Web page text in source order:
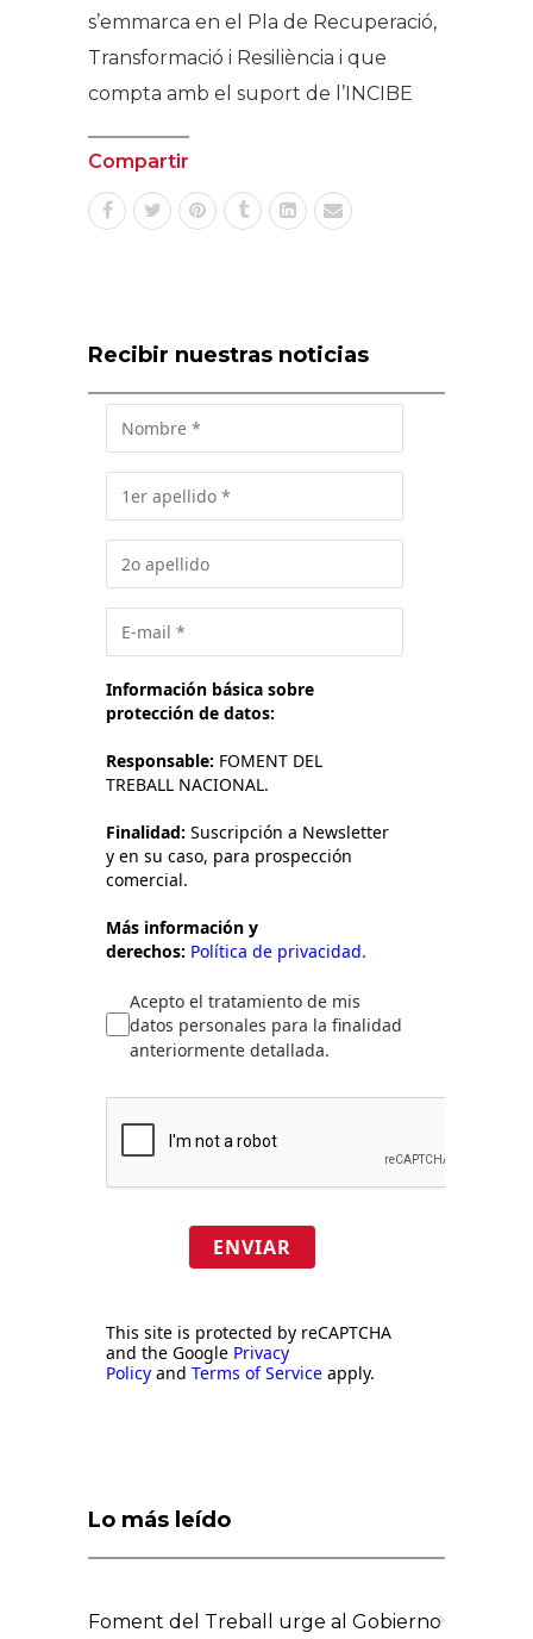
s’emmarca en el Pla de Recuperació,
Transformació i Resiliència i que
compta amb el suport de l’INCIBE
Compartir
Recibir nuestras noticias
Información básica sobre
protección de datos:
Responsable: FOMENT DEL
TREBALL NACIONAL.
Finalidad: Suscripción a Newsletter
y en su caso, para prospección
comercial.
Más información y
derechos: Política de privacidad.
Acepto el tratamiento de mis
datos personales para la finalidad
anteriormente detallada.
ENVIAR
This site is protected by reCAPTCHA
and the Google Privacy
Policy and Terms of Service apply.
Lo más leído
Foment del Treball urge al Gobierno